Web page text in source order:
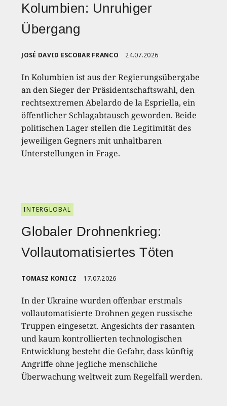
Kolumbien: Unruhiger
Übergang
JOSÉ DAVID ESCOBAR FRANCO 24.07.2026
In Kolumbien ist aus der Regierungsübergabe
an den Sieger der Präsidentschaftswahl, den
rechtsextremen Abelardo de la Espriella, ein
öffentlicher Schlagabtausch geworden. Beide
politischen Lager stellen die Legitimität des
jeweiligen Gegners mit unhaltbaren
Unterstellungen in Frage.
INTERGLOBAL
Globaler Drohnenkrieg:
Vollautomatisiertes Töten
TOMASZ KONICZ 17.07.2026
In der Ukraine wurden offenbar erstmals
vollautomatisierte Drohnen gegen russische
Truppen eingesetzt. Angesichts der rasanten
und kaum kontrollierten technologischen
Entwicklung besteht die Gefahr, dass künftig
Angriffe ohne jegliche menschliche
Überwachung weltweit zum Regelfall werden.